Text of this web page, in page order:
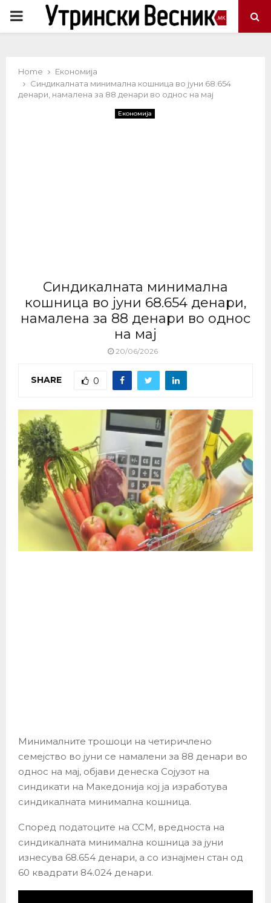
PRIMARY
Home
Економија
Синдикалната минимална кошница во јуни 68.654
денари, намалена за 88 денари во однос на мај
Економија
Синдикалната минимална
кошница во јуни 68.654 денари,
намалена за 88 денари во однос
на мај
20/06/2026
SHARE 0
Минималните трошоци на четиричлено
семејство во јуни се намалени за 88 денари во
однос на мај, објави денеска Сојузот на
синдикати на Македонија кој ја изработува
синдикалната минимална кошница.
Според податоците на ССМ, вредноста на
синдикалната минимална кошница за јуни
изнесува 68.654 денари, а со изнајмен стан од
60 квадрати 84.024 денари.